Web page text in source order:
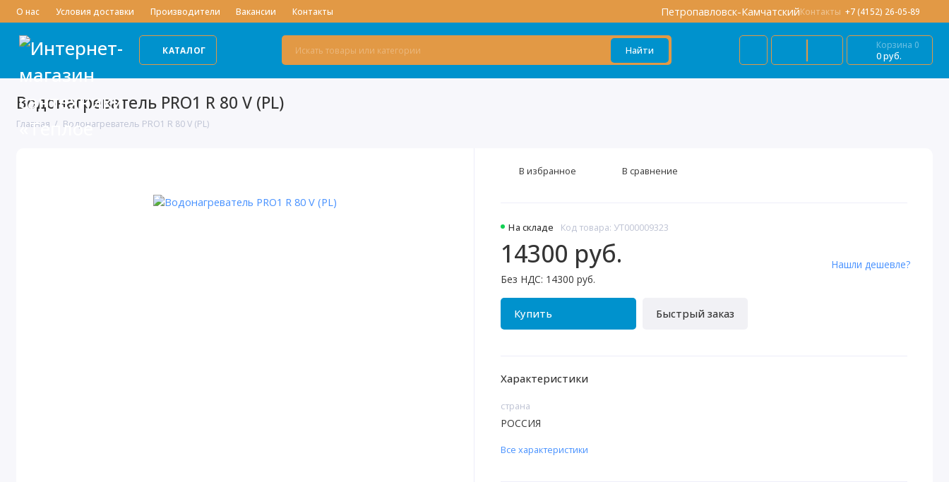
О нас Условия доставки Производители Вакансии Контакты Петропавловск-КамчатскийКонтакты +7 (4152) 26-05-89
КАТАЛОГ Найти Корзина 0
0 руб.
Водонагреватель PRO1 R 80 V (PL)
Главная Водонагреватель PRO1 R 80 V (PL)
На складе Код товара: УТ000009323
14300 руб.
Без НДС: 14300 руб.
Купить Быстрый заказ
Нашли дешевле?
В избранное В сравнение
Характеристики
страна
РОССИЯ
Все характеристики